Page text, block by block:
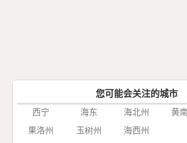
您可能会关注的城市
西宁 海东 海北州 黄
果洛州
玉树州 海西州